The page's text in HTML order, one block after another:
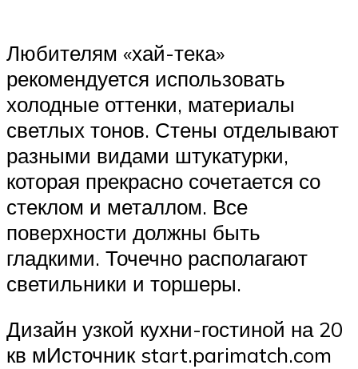
Любителям «хай-тека»
рекомендуется использовать
холодные оттенки, материалы
светлых тонов. Стены отделывают
разными видами штукатурки,
которая прекрасно сочетается со
стеклом и металлом. Все
поверхности должны быть
гладкими. Точечно располагают
светильники и торшеры.
Дизайн узкой кухни-гостиной на 20
кв мИсточник start.parimatch.com